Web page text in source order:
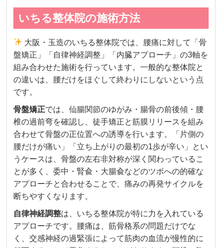
いちる整体院の施術方法
大阪・玉造のいちる整体院では、腰痛に対して「骨
盤矯正」「自律神経調整」「内臓アプローチ」の3軸を
組み合わせた施術を行っています。一般的な整体院と
の違いは、腰だけをほぐして終わりにしないという点
です。
骨盤矯正では、仙腸関節のゆがみ・腸骨の前後傾・腰
椎の過前弯を確認し、徒手矯正と筋膜リリースを組み
合わせて骨盤の正位置への誘導を行います。「片側の
腰だけが痛い」「立ち上がりの最初の1歩が辛い」とい
うケースは、骨盤の左右非対称が深く関わっているこ
とが多く、委中・腎兪・大腸兪などのツボへの的確な
アプローチと合わせることで、痛みの再発サイクルを
断ちやすくなります。
自律神経調整は、いちる整体院が特に力を入れている
アプローチです。腰痛は、筋骨格系の問題だけでな
く、交感神経の過緊張によって筋肉の血流が慢性的に